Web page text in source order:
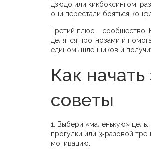
дзюдо или кикбоксингом,
они перестали бояться
Третий плюс – сообщество.
делятся прогнозами и
единомышленников и
Как
советы
1. Выбери «маленькую»
прогулки или 3‑разовой
мотивацию.